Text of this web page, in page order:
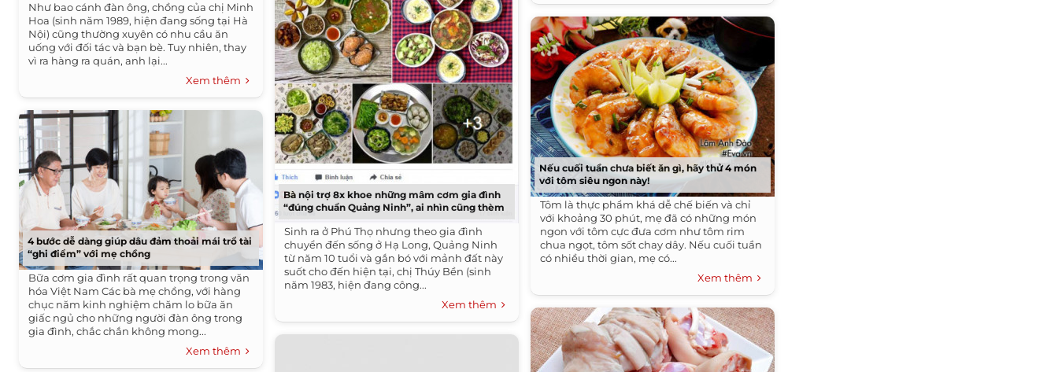
Như bao cánh đàn ông, chồng của chị Minh
Hoa (sinh năm 1989, hiện đang sống tại Hà
Nội) cũng thường xuyên có nhu cầu ăn
uống với đối tác và bạn bè. Tuy nhiên, thay
vì ra hàng ra quán, anh lại...
Xem thêm
4 bước dễ dàng giúp dâu đảm thoải mái trổ tài
“ghi điểm” với mẹ chồng
Bữa cơm gia đình rất quan trọng trong văn
hóa Việt Nam Các bà mẹ chồng, với hàng
chục năm kinh nghiệm chăm lo bữa ăn
giấc ngủ cho những người đàn ông trong
gia đình, chắc chắn không mong...
Xem thêm
Bà nội trợ 8x khoe những mâm cơm gia đình
“đúng chuẩn Quảng Ninh”, ai nhìn cũng thèm
Sinh ra ở Phú Thọ nhưng theo gia đình
chuyển đến sống ở Hạ Long, Quảng Ninh
từ năm 10 tuổi và gắn bó với mảnh đất này
suốt cho đến hiện tại, chị Thúy Bền (sinh
năm 1983, hiện đang công...
Xem thêm
Nếu cuối tuần chưa biết ăn gì, hãy thử 4 món
với tôm siêu ngon này!
Tôm là thực phẩm khá dễ chế biến và chỉ
với khoảng 30 phút, mẹ đã có những món
ngon với tôm cực đưa cơm như tôm rim
chua ngọt, tôm sốt chay dây. Nếu cuối tuần
có nhiều thời gian, mẹ có...
Xem thêm